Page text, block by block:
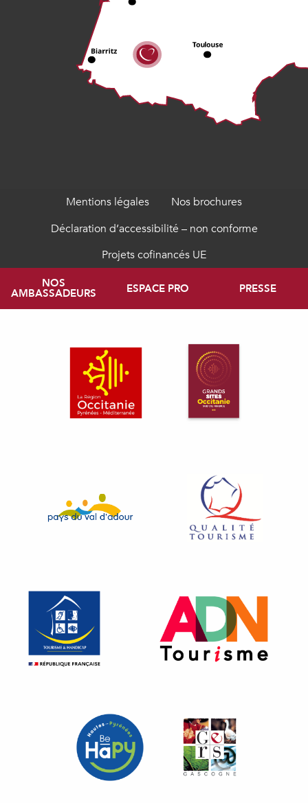
Mentions légales
Nos brochures
Déclaration d’accessibilité – non conforme
Projets cofinancés UE
NOS
AMBASSADEURS ESPACE PRO PRESSE